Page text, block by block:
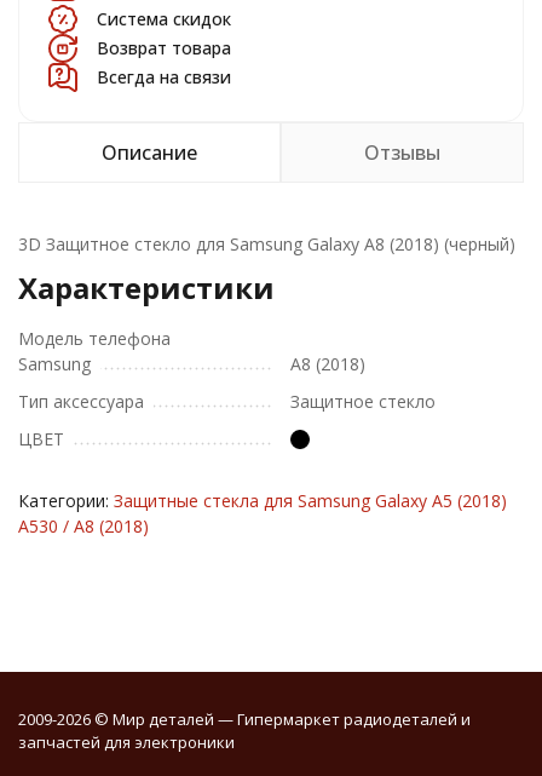
Система скидок
Возврат товара
Всегда на связи
Описание Отзывы
3D Защитное стекло для Samsung Galaxy A8 (2018) (черный)
Характеристики
Модель телефона
Samsung
A8 (2018)
Тип аксессуара
Защитное стекло
ЦВЕТ
Категории: Защитные стекла для Samsung Galaxy A5 (2018)
A530 / A8 (2018)
2009-2026 © Мир деталей — Гипермаркет радиодеталей и
запчастей для электроники